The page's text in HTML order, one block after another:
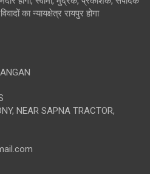
का न्यायक्षेत्र रायपुर होगा
NEAR SAPNA TRACTOR,